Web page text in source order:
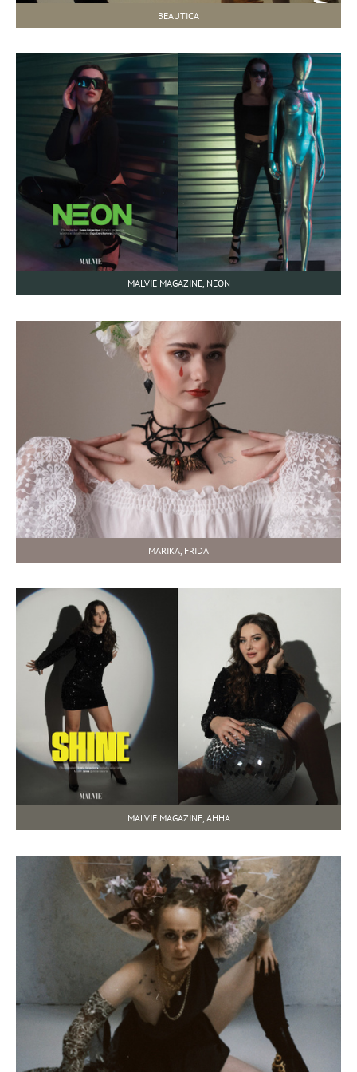
BEAUTICA
MALVIE MAGAZINE, NEON
MARIKA, FRIDA
MALVIE MAGAZINE, АННА